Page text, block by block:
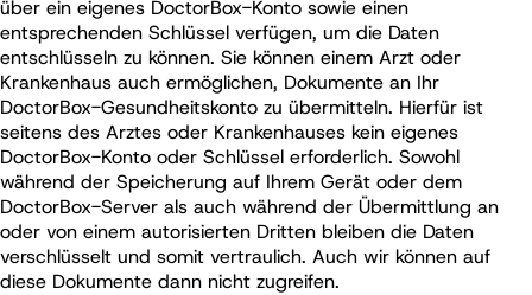
über ein eigenes DoctorBox-Konto sowie einen
entsprechenden Schlüssel verfügen, um die Daten
entschlüsseln zu können. Sie können einem Arzt oder
Krankenhaus auch ermöglichen, Dokumente an Ihr
DoctorBox-Gesundheitskonto zu übermitteln. Hierfür ist
seitens des Arztes oder Krankenhauses kein eigenes
DoctorBox-Konto oder Schlüssel erforderlich. Sowohl
während der Speicherung auf Ihrem Gerät oder dem
DoctorBox-Server als auch während der Übermittlung an
oder von einem autorisierten Dritten bleiben die Daten
verschlüsselt und somit vertraulich. Auch wir können auf
diese Dokumente dann nicht zugreifen.